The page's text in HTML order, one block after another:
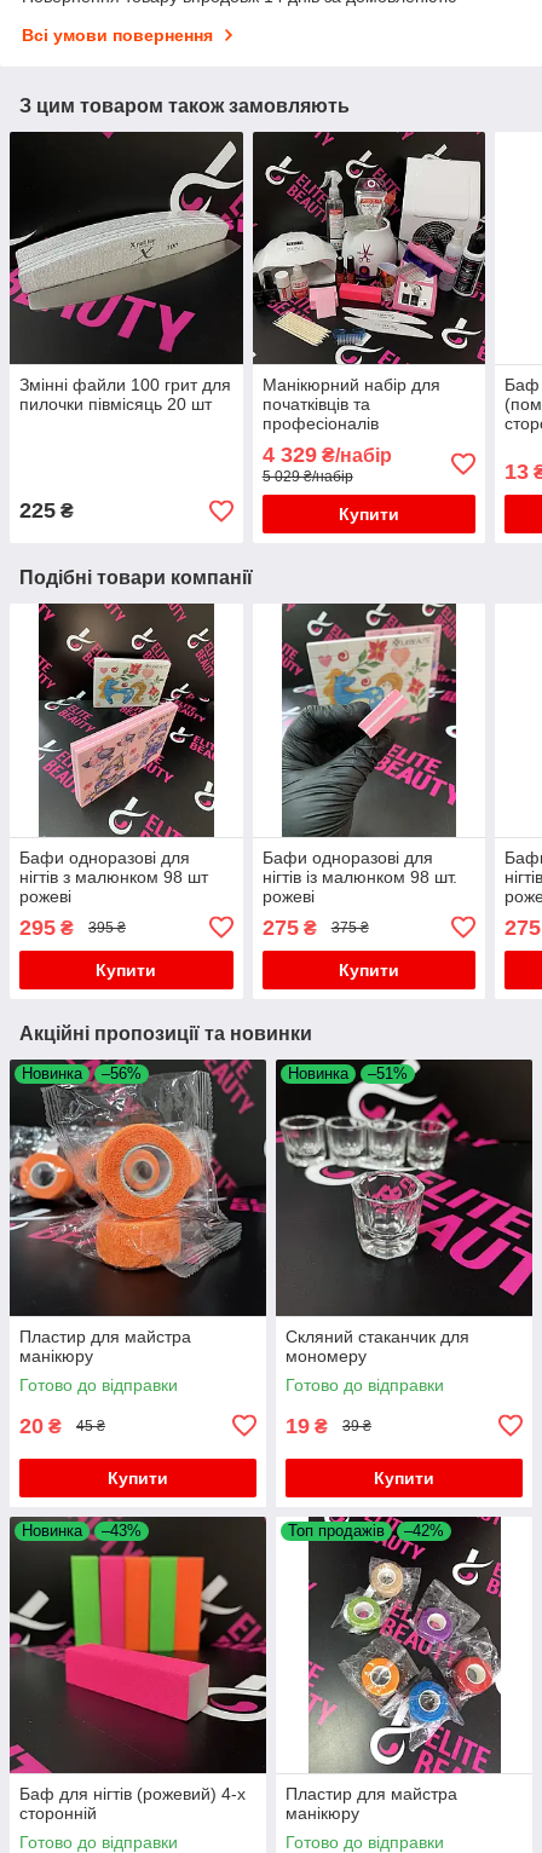
Всі умови повернення
З цим товаром також замовляють
Змінні файли 100 грит для
пилочки півмісяць 20 шт
225 ₴
Манікюрний набір для
початківців та
професіоналів
4 329₴/набір
5 029 ₴/набір
Купити
Баф
13
Подібні товари компанії
Бафи одноразові для
нігтів з малюнком 98 шт
рожеві
295 ₴ 395 ₴
Купити
Бафи одноразові для
нігтів із малюнком 98 шт.
рожеві
275₴ 375 ₴
Купити
275
Акційні пропозиції та новинки
Новинка –56%
Пластир для майстра
манікюру
Готово до відправки
20 ₴ 45 ₴
Купити
Новинка –51%
Скляний стаканчик для
мономеру
Готово до відправки
19 ₴ 39 ₴
Купити
Новинка –43%
Баф для нігтів (рожевий) 4-х
сторонній
Готово до відправки
Топ продажів –42%
Пластир для майстра
манікюру
Готово до відправки